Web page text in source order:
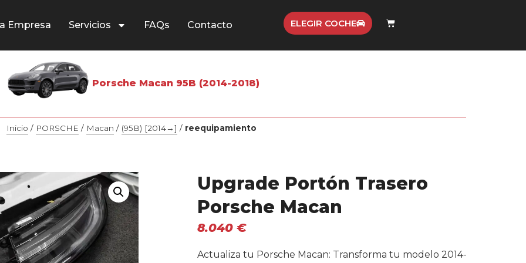
Empresa Servicios FAQs Contacto ELEGIR COCHE
Porsche Macan 95B (2014-2018)
Inicio / PORSCHE / Macan / (95B) [2014→] / reequipamiento
Upgrade Portón Trasero
Porsche Macan
8.040€
Actualiza tu Porsche Macan: Transforma tu modelo 2014-